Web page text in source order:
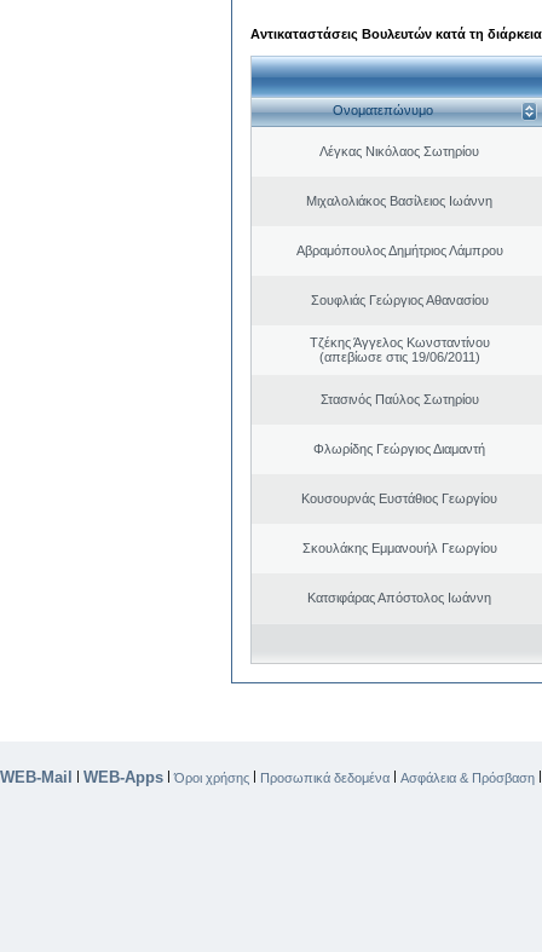
Αντικαταστάσεις Βουλευτών κατά τη
Ονοματεπώνυμο
Λέγκας Νικόλαος Σωτηρίου
Μιχαλολιάκος Βασίλειος Ιωάννη
Αβραμόπουλος Δημήτριος Λάμπρου
Σουφλιάς Γεώργιος Αθανασίου
Τζέκης Άγγελος Κωνσταντίνου
(απεβίωσε στις 19/06/2011)
Στασινός Παύλος Σωτηρίου
Φλωρίδης Γεώργιος Διαμαντή
Κουσουρνάς Ευστάθιος Γεωργίου
Σκουλάκης Εμμανουήλ Γεωργίου
Κατσιφάρας Απόστολος Ιωάννη
WEB-Mail | WEB-Apps |Όροι χρήσης | Προσωπικά δεδομένα | Ασφάλεια & Πρόσβαση